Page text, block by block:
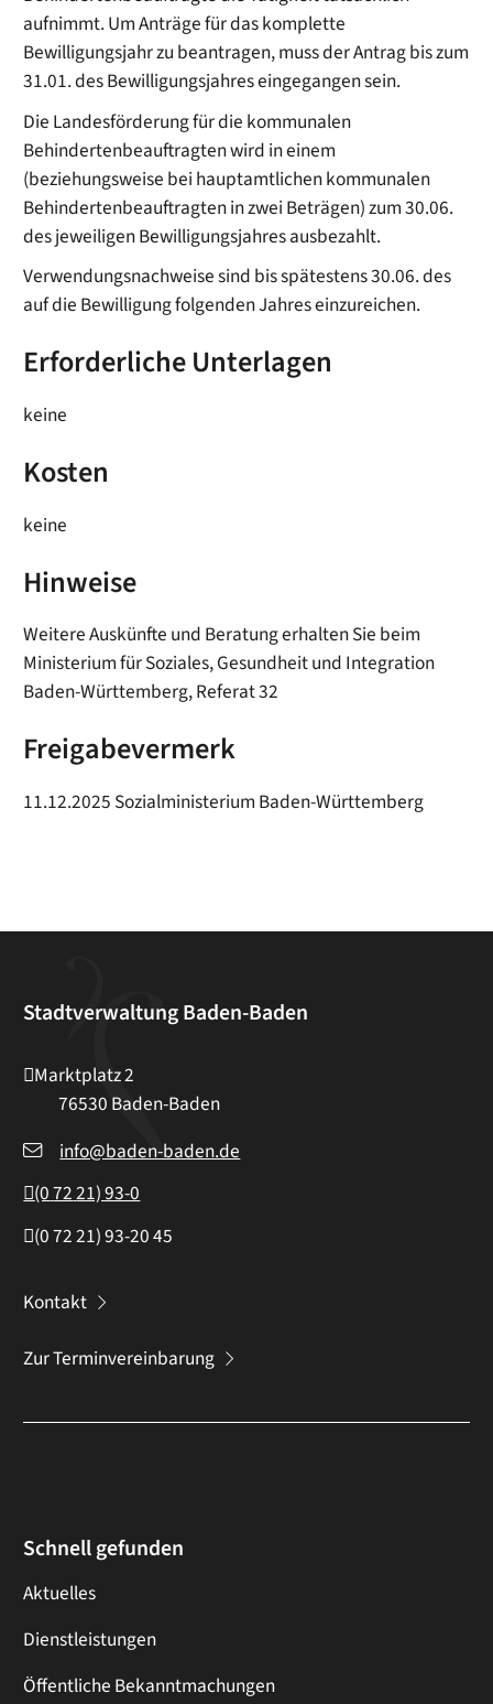
aufnimmt. Um Anträge für das komplette
Bewilligungsjahr zu beantragen, muss der Antrag bis zum
31.01. des Bewilligungsjahres eingegangen sein.
Die Landesförderung für die kommunalen
Behindertenbeauftragten wird in einem
(beziehungsweise bei hauptamtlichen kommunalen
Behindertenbeauftragten in zwei Beträgen) zum 30.06.
des jeweiligen Bewilligungsjahres ausbezahlt.
Verwendungsnachweise sind bis spätestens 30.06. des
auf die Bewilligung folgenden Jahres einzureichen.
Erforderliche Unterlagen
keine
Kosten
keine
Hinweise
Weitere Auskünfte und Beratung erhalten Sie beim
Ministerium für Soziales, Gesundheit und Integration
Baden-Württemberg, Referat 32
Freigabevermerk
11.12.2025 Sozialministerium Baden-Württemberg
Stadtverwaltung Baden-Baden
Marktplatz 2
76530 Baden-Baden
info@baden-baden.de
(07221) 93-0
(07221) 93-2045
Kontakt
Zur Terminvereinbarung
Schnell gefunden
Aktuelles
Dienstleistungen
Öffentliche Bekanntmachungen